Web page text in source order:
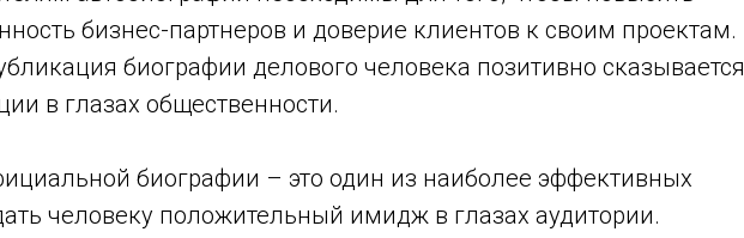
бизнес-партнеров и доверие клиентов к своим проектам.
биографии делового человека позитивно сказывается
в глазах общественности.
биографии – это один из наиболее эффективных
человеку положительный имидж в глазах аудитории.